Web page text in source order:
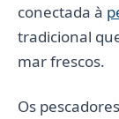
conectada à
tradicional
mar frescos.
Os